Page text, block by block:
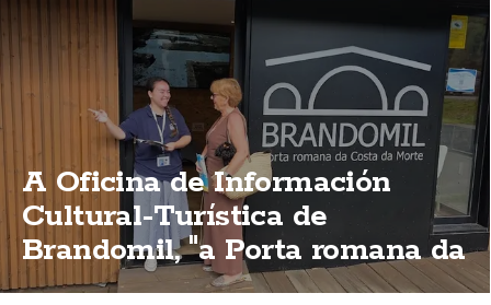
A Oficina de Información
Cultural-Turística de
Brandomil, "a Porta romana da
Costa da Morte"